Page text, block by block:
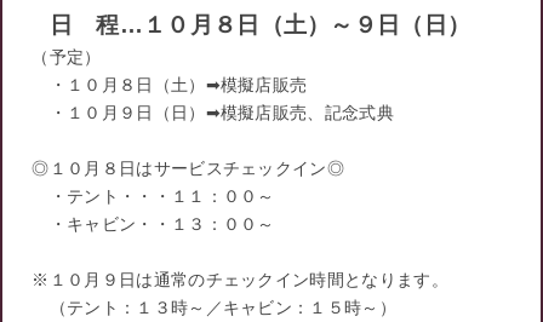
日 程…１０月８日（土）～９日（日）
（予定）
・１０月８日（土）➡模擬店販売
・１０月９日（日）➡模擬店販売、記念式典
◎１０月８日はサービスチェックイン◎
・テント・・・１１：００～
・キャビン・・１３：００～
※１０月９日は通常のチェックイン時間となります。
（テント：１３時～／キャビン：１５時～）